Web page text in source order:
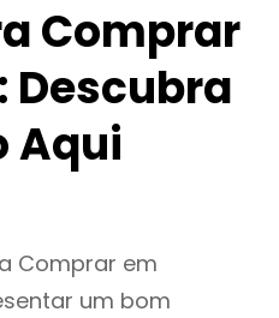
Comprar
Descubra
Aqui
Comprar em
um bom